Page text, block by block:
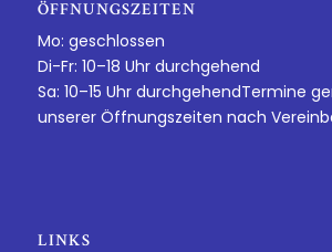
ÖFFNUNGSZEITEN
Mo: geschlossen
Di-Fr: 10–18 Uhr durchgehend
Sa: 10–15 Uhr durchgehendTermine
unserer Öffnungszeiten nach
LINKS